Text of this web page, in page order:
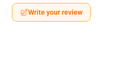
Write your review